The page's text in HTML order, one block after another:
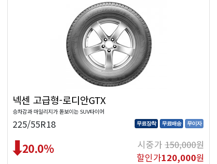
넥센 고급형-로디안GTX
승차감과 마일리지가 돋보이는 SUV타이어
225/55R18 무료장착 무료배송 무이자
20.0% 시중가150,000원
할인가120,000원